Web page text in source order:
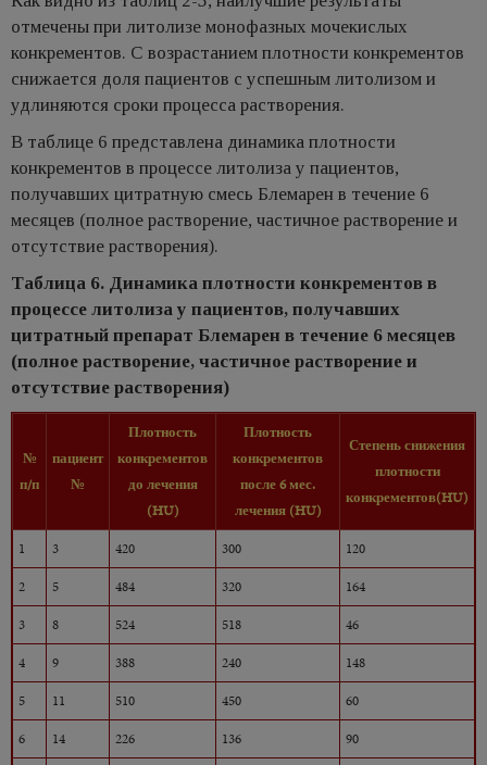
отмечены при литолизе монофазных мочекислых
конкрементов. С возрастанием плотности конкрементов
снижается доля пациентов с успешным литолизом и
удлиняются сроки процесса растворения.
В таблице 6 представлена динамика плотности
конкрементов в процессе литолиза у пациентов,
получавших цитратную смесь Блемарен в течение 6
месяцев (полное растворение, частичное растворение и
отсутствие растворения).
Таблица 6. Динамика плотности конкрементов в
процессе литолиза у пациентов, получавших
цитратный препарат Блемарен в течение 6 месяцев
(полное растворение, частичное растворение и
отсутствие растворения)
№
п/п
пациент
№
Плотность
конкрементов
до лечения
(HU)
Плотность
конкрементов
после 6 мес.
лечения (HU)
Степень снижения
плотности
конкрементов(HU)
1 3 420 300
120
2
5 484 320
164
3
8 524 518
46
4
9 388 240
148
5
11 510 450
60
6
14 226 136
90